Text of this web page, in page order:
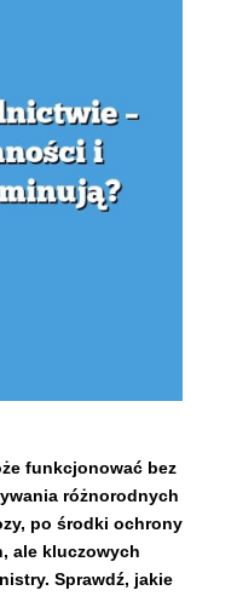
funkcjonować bez
różnorodnych
po środki ochrony
ale kluczowych
Sprawdź, jakie